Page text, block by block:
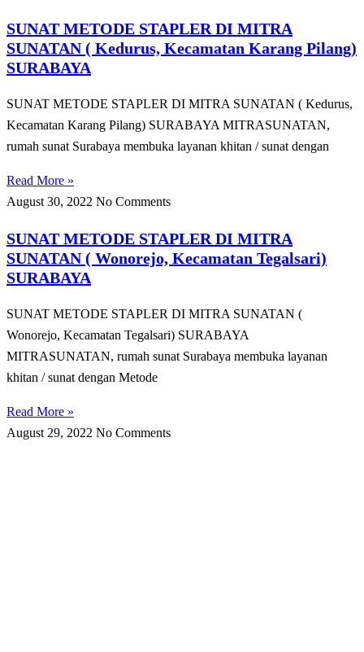
SUNAT METODE STAPLER DI MITRA
SUNATAN ( Kedurus, Kecamatan Karang Pilang)
SURABAYA
SUNAT METODE STAPLER DI MITRA SUNATAN ( Kedurus,
Kecamatan Karang Pilang) SURABAYA MITRASUNATAN,
rumah sunat Surabaya membuka layanan khitan / sunat dengan
Read More »
August 30, 2022 No Comments
SUNAT METODE STAPLER DI MITRA
SUNATAN ( Wonorejo, Kecamatan Tegalsari)
SURABAYA
SUNAT METODE STAPLER DI MITRA SUNATAN (
Wonorejo, Kecamatan Tegalsari) SURABAYA
MITRASUNATAN, rumah sunat Surabaya membuka layanan
khitan / sunat dengan Metode
Read More »
August 29, 2022 No Comments